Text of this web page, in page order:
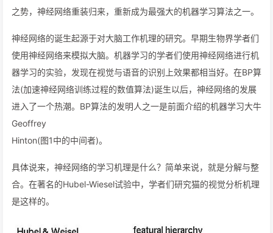
之势，神经网络重装归来，重新成为最强大的机器学习算法之一。
神经网络的诞生起源于对大脑工作机理的研究。早期生物界学者们
使用神经网络来模拟大脑。机器学习的学者们使用神经网络进行机
器学习的实验，发现在视觉与语音的识别上效果都相当好。在BP算
法(加速神经网络训练过程的数值算法)诞生以后，神经网络的发展
进入了一个热潮。BP算法的发明人之一是前面介绍的机器学习大牛
Geoffrey
Hinton(图1中的中间者)。
具体说来，神经网络的学习机理是什么？简单来说，就是分解与整
合。在著名的Hubel-Wiesel试验中，学者们研究猫的视觉分析机理
是这样的。